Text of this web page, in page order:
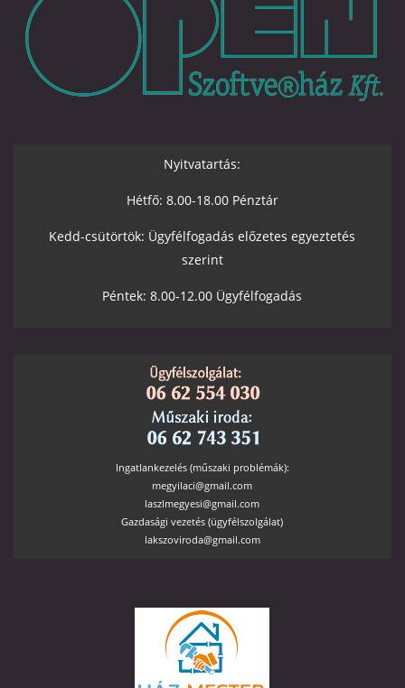
Nyitvatartás:
Hétfő: 8.00-18.00 Pénztár
Kedd-csütörtök: Ügyfélfogadás előzetes egyeztetés
szerint
Péntek: 8.00-12.00 Ügyfélfogadás
Ingatlankezelés (műszaki problémák):
megyilaci@gmail.com
laszlmegyesi@gmail.com
Gazdasági vezetés (ügyfélszolgálat)
lakszoviroda@gmail.com